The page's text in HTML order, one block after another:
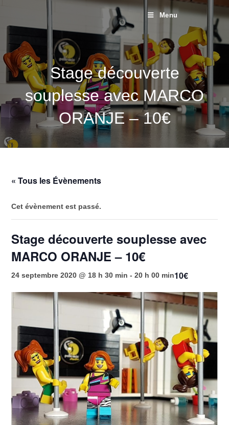
Menu
Stage découverte
souplesse avec MARCO
ORANJE – 10€
« Tous les Évènements
Cet évènement est passé.
Stage découverte souplesse avec
MARCO ORANJE – 10€
24 septembre 2020 @ 18 h 30 min -20 h 00 min10€